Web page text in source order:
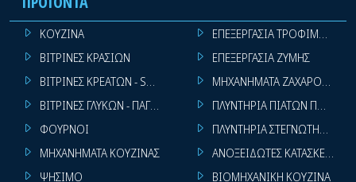
ΚΟΥΖΙΝΑ
ΒΙΤΡΙΝΕΣ ΚΡΑΣΙΩΝ
ΒΙΤΡΙΝΕΣ ΚΡΕΑΤΩΝ - SUPER MARKET
ΒΙΤΡΙΝΕΣ ΓΛΥΚΩΝ - ΠΑΓΩΤΩΝ
ΦΟΥΡΝΟΙ
ΜΗΧΑΝΗΜΑΤΑ ΚΟΥΖΙΝΑΣ
ΨΗΣΙΜΟ
ΕΠΕΞΕΡΓΑΣΙΑ ΤΡΟΦΙΜΩΝ
ΕΠΕΞΕΡΓΑΣΙΑ ΖΥΜΗΣ
ΜΗΧΑΝΗΜΑΤΑ
ΠΛΥΝΤΗΡΙΑ ΠΙΑΤΩΝ
ΠΛΥΝΤΗΡΙΑ ΣΤΕΓΝΩΤΗΡΙΑ
ΑΝΟΞΕΙΔΩΤΕΣ ΚΑΤΑΣΚΕΥΕΣ
ΒΙΟΜΗΧΑΝΙΚΗ ΚΟΥΖΙΝΑ